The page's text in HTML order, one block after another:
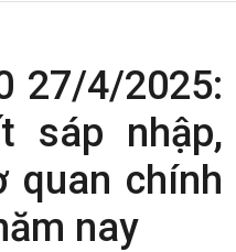
27/4/2025:
sáp nhập,
quan chính
nay